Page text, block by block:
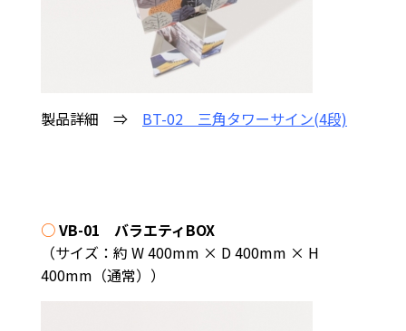
製品詳細 ⇒ BT-02 三角タワーサイン(4段)
○VB-01 バラエティBOX
（サイズ：約 W 400mm × D 400mm × H
400mm（通常））